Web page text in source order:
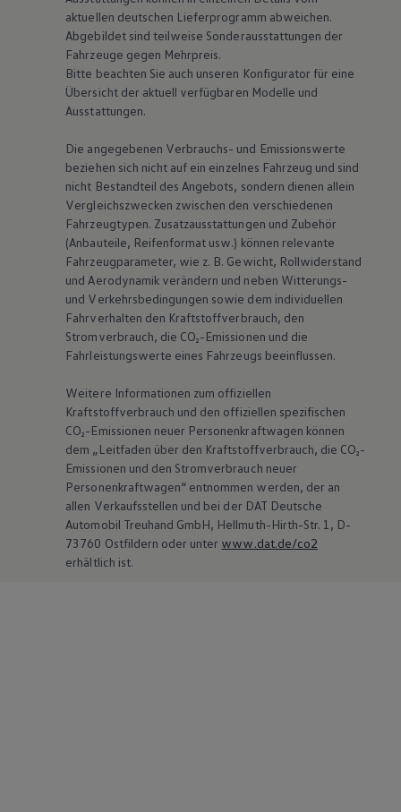
aktuellen deutschen Lieferprogramm abweichen.
Abgebildet sind teilweise Sonderausstattungen der
Fahrzeuge gegen Mehrpreis.
Bitte beachten Sie auch unseren Konfigurator für eine
Übersicht der aktuell verfügbaren Modelle und
Ausstattungen.
Die angegebenen Verbrauchs- und Emissionswerte
beziehen sich nicht auf ein einzelnes Fahrzeug und sind
nicht Bestandteil des Angebots, sondern dienen allein
Vergleichszwecken zwischen den verschiedenen
Fahrzeugtypen. Zusatzausstattungen und Zubehör
(Anbauteile, Reifenformat usw.) können relevante
Fahrzeugparameter, wie z. B. Gewicht, Rollwiderstand
und Aerodynamik verändern und neben Witterungs-
und Verkehrsbedingungen sowie dem individuellen
Fahrverhalten den Kraftstoffverbrauch, den
Stromverbrauch, die CO₂-Emissionen und die
Fahrleistungswerte eines Fahrzeugs beeinflussen.
Weitere Informationen zum offiziellen
Kraftstoffverbrauch und den offiziellen spezifischen
CO₂-Emissionen neuer Personenkraftwagen können
dem „Leitfaden über den Kraftstoffverbrauch, die CO₂-
Emissionen und den Stromverbrauch neuer
Personenkraftwagen“ entnommen werden, der an
allen Verkaufsstellen und bei der DAT Deutsche
Automobil Treuhand GmbH, Hellmuth-Hirth-Str. 1, D-
73760 Ostfildern oder unter www.dat.de/co2
erhältlich ist.